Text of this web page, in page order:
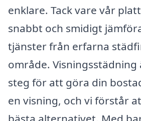
enklare. Tack vare vår
snabbt och smidigt
tjänster från erfarna
område.
steg för att göra din
en visning, och vi förstår